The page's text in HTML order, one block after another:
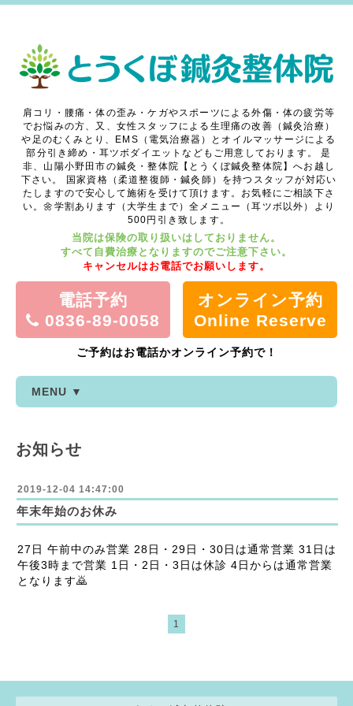
肩コリ・腰痛・体の歪み・ケガやスポーツによる外傷・体の疲労等
でお悩みの方、又、女性スタッフによる生理痛の改善（鍼灸治療）
や足のむくみとり、EMS（電気治療器）とオイルマッサージによる
部分引き締め・耳ツボダイエットなどもご用意しております。
是
非、山陽小野田市の鍼灸・整体院【とうくぼ鍼灸整体院】へお越し
下さい。
国家資格（柔道整復師・鍼灸師）を持つスタッフが対応い
たしますので安心して施術を受けて頂けます。お気軽にご相談下さ
い。🌼学割あります（大学生まで）全メニュー（耳ツボ以外）より
500円引き致します。
当院は保険の取り扱いはしておりません。
すべて自費治療となりますのでご注意下さい。
キャンセルはお電話でお願いします。
電話予約
0836-89-0058
オンライン予約
Online Reserve
ご予約はお電話かオンライン予約で！
MENU ▼
お知らせ
2019-12-04 14:47:00
年末年始のお休み
27日 午前中のみ営業 28日・29日・30日は通常営業 31日は
午後3時まで営業 1日・2日・3日は休診 4日からは通常営業
となります🙇
1